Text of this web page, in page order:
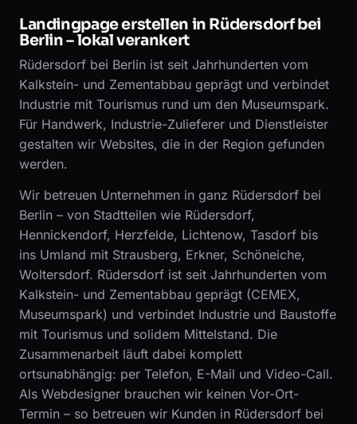
Landingpage erstellen in Rüdersdorf bei
Berlin – lokal verankert
Rüdersdorf bei Berlin ist seit Jahrhunderten vom
Kalkstein- und Zementabbau geprägt und verbindet
Industrie mit Tourismus rund um den Museumspark.
Für Handwerk, Industrie-Zulieferer und Dienstleister
gestalten wir Websites, die in der Region gefunden
werden.
Wir betreuen Unternehmen in ganz Rüdersdorf bei
Berlin – von Stadtteilen wie Rüdersdorf,
Hennickendorf, Herzfelde, Lichtenow, Tasdorf bis
ins Umland mit Strausberg, Erkner, Schöneiche,
Woltersdorf. Rüdersdorf ist seit Jahrhunderten vom
Kalkstein- und Zementabbau geprägt (CEMEX,
Museumspark) und verbindet Industrie und Baustoffe
mit Tourismus und solidem Mittelstand. Die
Zusammenarbeit läuft dabei komplett
ortsunabhängig: per Telefon, E-Mail und Video-Call.
Als Webdesigner brauchen wir keinen Vor-Ort-
Termin – so betreuen wir Kunden in Rüdersdorf bei